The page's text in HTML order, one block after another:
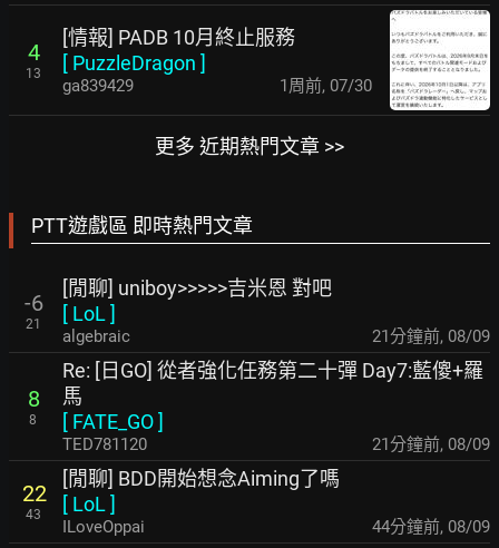
4
13
[情報] PADB 10月終止服務
[ PuzzleDragon ]
ga839429 1周前, 07/30
更多 近期熱門文章 >>
PTT遊戲區 即時熱門文章
-6
21
[閒聊] uniboy>>>>>吉米恩 對吧
[ LoL ]
algebraic 21分鐘前, 08/09
8
8
Re: [日GO] 從者強化任務第二十彈 Day7:藍傻+羅
馬
[ FATE_GO]
TED781120 21分鐘前, 08/09
22
43
[閒聊] BDD開始想念Aiming了嗎
[ LoL ]
ILoveOppai 44分鐘前, 08/09